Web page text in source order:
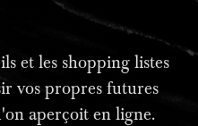
et les shopping listes
vos propres futures
aperçoit en ligne.